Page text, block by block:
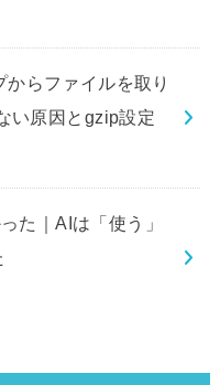
らファイルを取り
い原因とgzip設定
た｜AIは「使う」